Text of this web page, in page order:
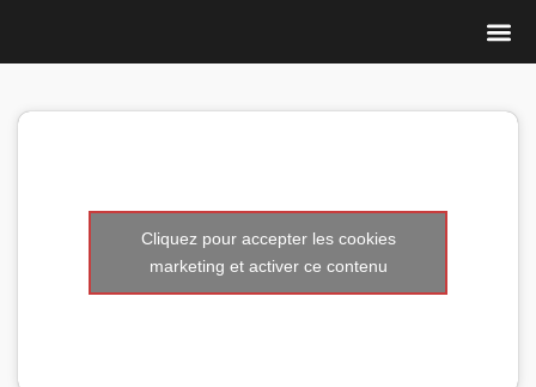
Cliquez pour accepter les cookies
marketing et activer ce contenu